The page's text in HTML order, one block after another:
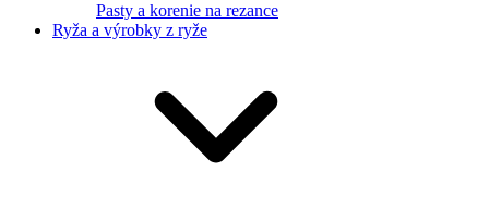
Pasty a korenie na rezance
Ryža a výrobky z ryže